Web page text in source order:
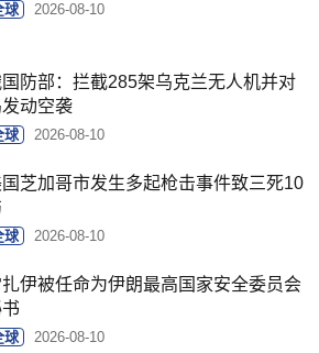
球 2026-08-10
防部：拦截285架乌克兰无人机并对
发动空袭
球 2026-08-10
芝加哥市发生多起枪击事件致三死10
球 2026-08-10
扎伊被任命为伊朗最高国家安全委员会
球 2026-08-10